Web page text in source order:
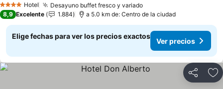
4 EstrellasHotel Desayuno buffet fresco y variado
8,9 Excelente 1.884 a 5.0 km de: Centro de la ciudad
Elige fechas para ver los precios exactos
Ver precios
Compartir